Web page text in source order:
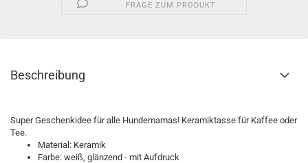
FRAGE ZUM PRODUKT
Beschreibung
Super Geschenkidee für alle Hundemamas! Keramiktasse für Kaffee oder
Tee.
Material: Keramik
Farbe: weiß, glänzend - mit Aufdruck